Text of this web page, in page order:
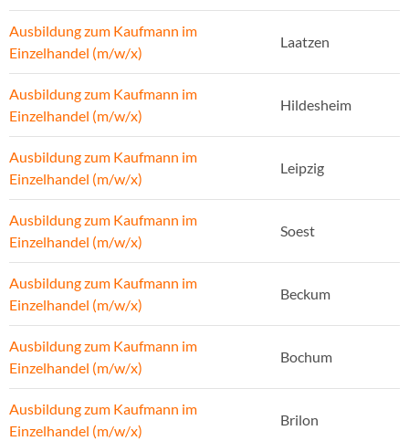
Ausbildung zum Kaufmann im
Einzelhandel (m/w/x)
Laatzen
Ausbildung zum Kaufmann im
Einzelhandel (m/w/x)
Hildesheim
Ausbildung zum Kaufmann im
Einzelhandel (m/w/x)
Leipzig
Ausbildung zum Kaufmann im
Einzelhandel (m/w/x)
Soest
Ausbildung zum Kaufmann im
Einzelhandel (m/w/x)
Beckum
Ausbildung zum Kaufmann im
Einzelhandel (m/w/x)
Bochum
Ausbildung zum Kaufmann im
Einzelhandel (m/w/x)
Brilon